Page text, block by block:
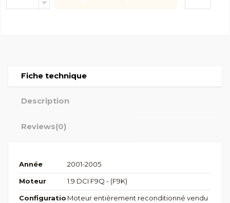
Fiche technique
Description
Reviews(0)
Année 2001-2005
Moteur 1.9 DCI F9Q - (F9K)
Configuratio Moteur entièrement reconditionné vendu